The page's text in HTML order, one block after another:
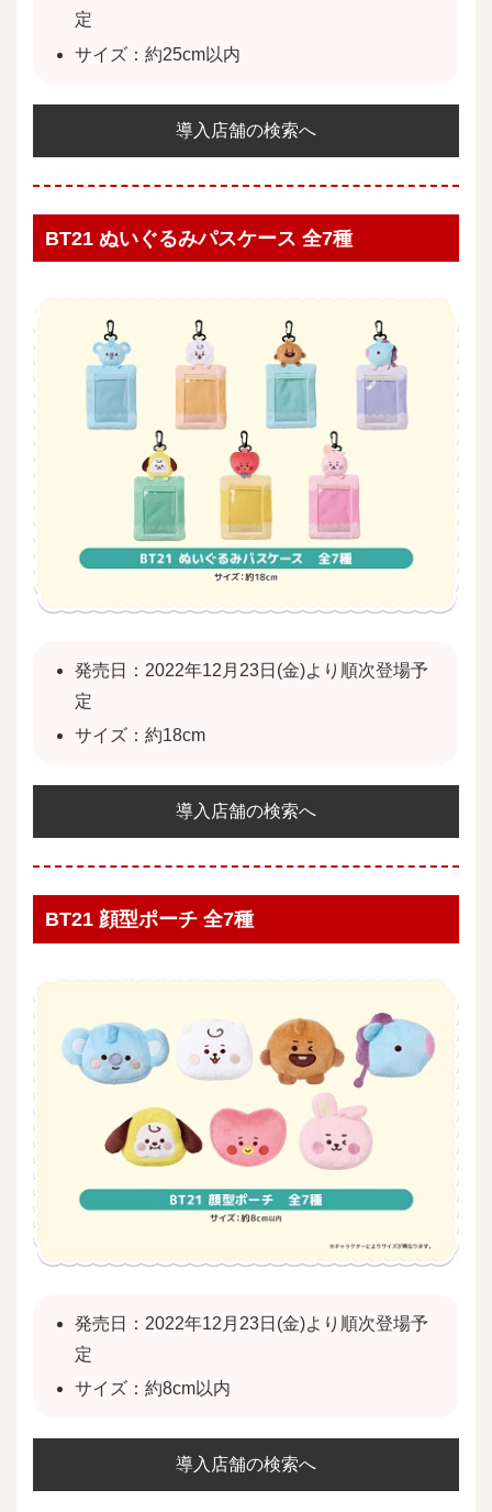
定
サイズ：約25cm以内
導入店舗の検索へ
BT21 ぬいぐるみパスケース 全7種
発売日：2022年12月23日(金)より順次登場予
定
サイズ：約18cm
導入店舗の検索へ
BT21 顔型ポーチ 全7種
発売日：2022年12月23日(金)より順次登場予
定
サイズ：約8cm以内
導入店舗の検索へ